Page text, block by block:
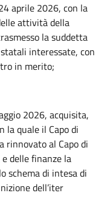
aprile 2026, con la
attività della
la suddetta
interessate, con
in merito;
2026, acquisita,
la quale il Capo di
rinnovato al Capo di
delle finanze la
schema di intesa di
dell’iter